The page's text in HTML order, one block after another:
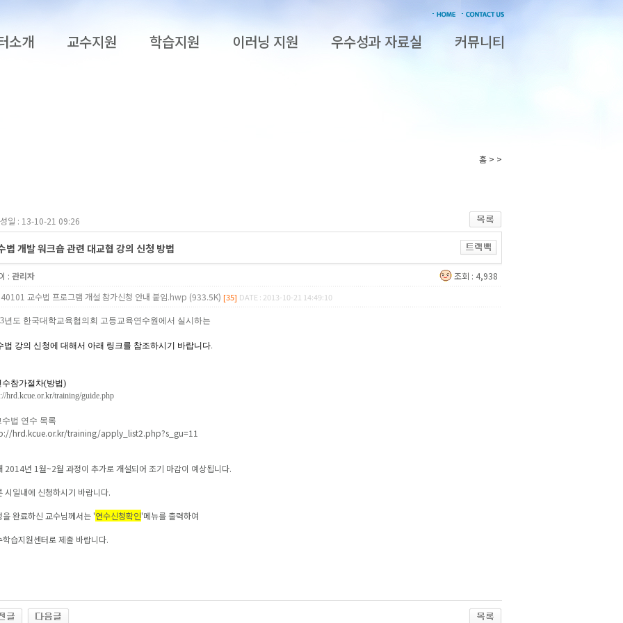
소개 교수지원 학습지원 이러닝 지원 우수성과 자료실 커뮤니티
홈 > >
일 : 13-10-21 09:26
법 개발 워크숍 관련 대교협 강의 신청 방법
: 관리자
조회 : 4,938
교수법 프로그램 개설 참가신청 안내 붙임.hwp (933.5K) [35] DATE : 2013-10-21 14:49:10
년도 한국대학교육협의회 고등교육연수원에서 실시하는
법 강의 신청에 대해서 아래 링크를 참조하시기 바랍니다.
참가절차(방법)
hrd.kcue.or.kr/training/guide.php
법 연수 목록
hrd.kcue.or.kr/training/apply_list2.php?s_gu=11
2014년 1월~2월 과정이 추가로 개설되어 조기 마감이 예상됩니다.
시일내에 신청하시기 바랍니다.
을 완료하신 교수님께서는 '연수신청확인'메뉴를 출력하여
학습지원센터로 제출 바랍니다.